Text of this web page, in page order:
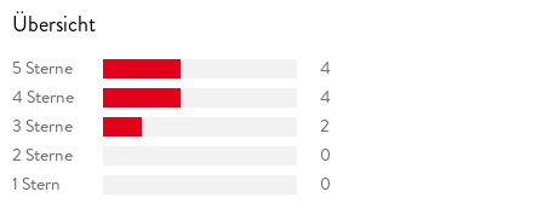
Übersicht
5 Sterne
4
4 Sterne
4
3 Sterne
2
2 Sterne
0
1 Stern
0